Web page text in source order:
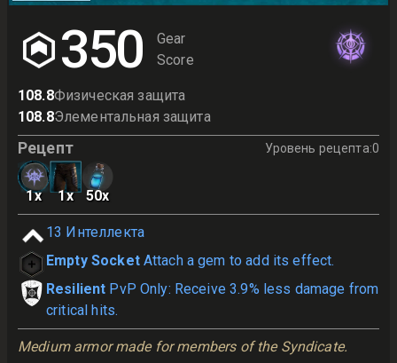
350
Gear
Score
108.8Физическая защита
108.8Элементальная защита
Рецепт Уровень рецепта:0
1x 1x 50x
13 Интеллекта
Empty Socket Attach a gem to add its effect.
Resilient PvP Only: Receive 3.9% less damage from
critical hits.
Medium armor made for members of the Syndicate.